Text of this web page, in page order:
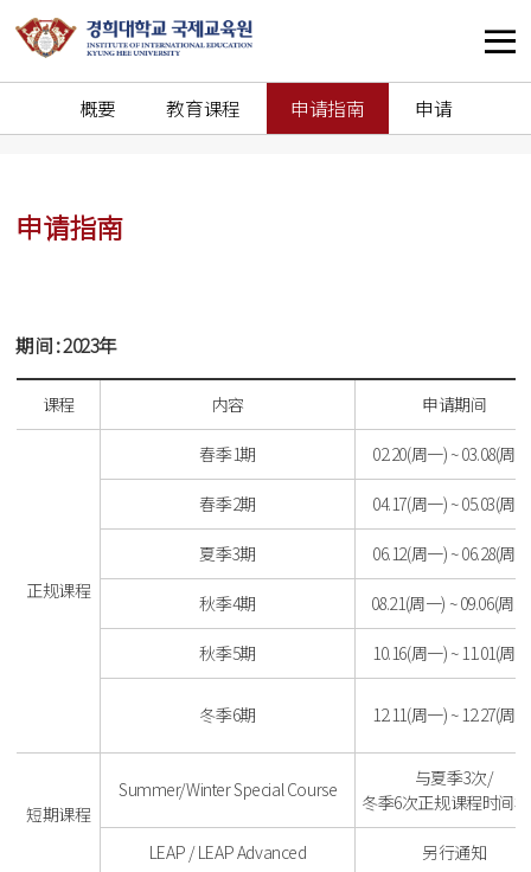
概要 教育课程 申请指南 申请
申请指南
期间 : 2023年
课程 内容 申请期间
正规课程
春季1期 02.20(周一) ~ 03.08(周
春季2期 04.17(周一) ~ 05.03(周
夏季3期 06.12(周一) ~ 06.28(周
秋季4期 08.21(周一) ~ 09.06(周
秋季5期 10.16(周一) ~ 11.01(周
冬季6期 12.11(周一) ~ 12.27(周
短期课程
Summer/Winter Special Course
与夏季3次/
冬季6次正规课程时间
LEAP / LEAP Advanced 另行通知